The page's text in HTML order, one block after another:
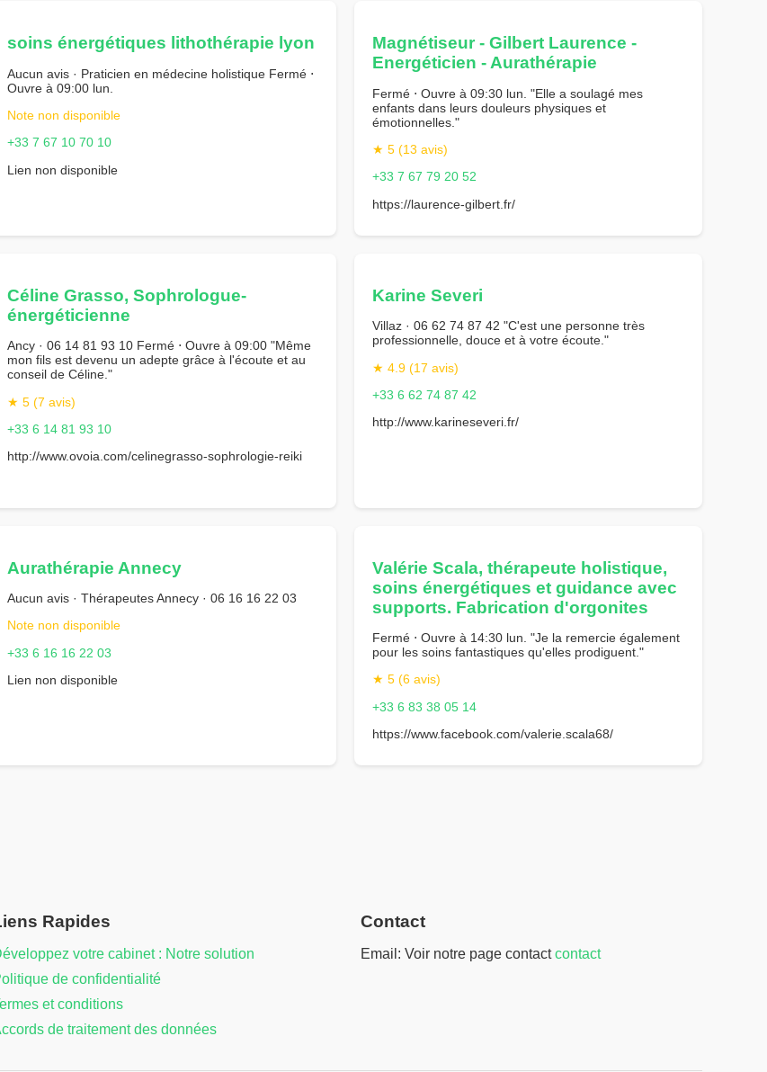
soins énergétiques lithothérapie lyon
Aucun avis · Praticien en médecine holistique Fermé ⋅
Ouvre à 09:00 lun.
Note non disponible
+33 7 67 10 70 10
Lien non disponible
Magnétiseur - Gilbert Laurence -
Energéticien - Aurathérapie
Fermé ⋅ Ouvre à 09:30 lun. "Elle a soulagé mes
enfants dans leurs douleurs physiques et
émotionnelles."
★ 5 (13 avis)
+33 7 67 79 20 52
https://laurence-gilbert.fr/
Céline Grasso, Sophrologue-
énergéticienne
Ancy · 06 14 81 93 10 Fermé ⋅ Ouvre à 09:00 "Même
mon fils est devenu un adepte grâce à l'écoute et au
conseil de Céline."
★ 5 (7 avis)
+33 6 14 81 93 10
http://www.ovoia.com/celinegrasso-sophrologie-reiki
Karine Severi
Villaz · 06 62 74 87 42 "C'est une personne très
professionnelle, douce et à votre écoute."
★ 4.9 (17 avis)
+33 6 62 74 87 42
http://www.karineseveri.fr/
Aurathérapie Annecy
Aucun avis · Thérapeutes Annecy · 06 16 16 22 03
Note non disponible
+33 6 16 16 22 03
Lien non disponible
Valérie Scala, thérapeute holistique,
soins énergétiques et guidance avec
supports. Fabrication d'orgonites
Fermé ⋅ Ouvre à 14:30 lun. "Je la remercie également
pour les soins fantastiques qu'elles prodiguent."
★ 5 (6 avis)
+33 6 83 38 05 14
https://www.facebook.com/valerie.scala68/
Rapides
votre cabinet : Notre solution
de confidentialité
et conditions
de traitement des données
Contact
Email: Voir notre page contactcontact